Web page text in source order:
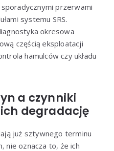
przerwami
systemu SRS.
okresowa
częścią eksploatacji
hamulców czy układu
a czynniki
degradację
już sztywnego terminu
nie oznacza to, że ich